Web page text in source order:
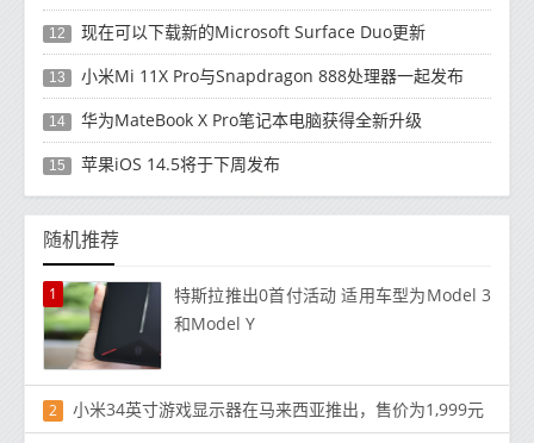
12 现在可以下载新的Microsoft Surface Duo更新
13 小米Mi 11X Pro与Snapdragon 888处理器一起发布
14 华为MateBook X Pro笔记本电脑获得全新升级
15 苹果iOS 14.5将于下周发布
随机推荐
1
特斯拉推出0首付活动 适用车型为Model 3
和Model Y
2 小米34英寸游戏显示器在马来西亚推出，售价为1,999元